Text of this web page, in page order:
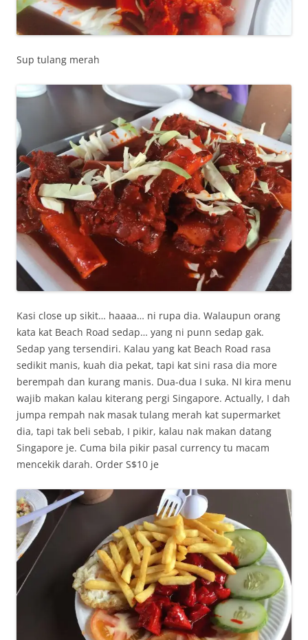
Sup tulang merah
Kasi close up sikit… haaaa… ni rupa dia. Walaupun orang
kata kat Beach Road sedap… yang ni punn sedap gak.
Sedap yang tersendiri. Kalau yang kat Beach Road rasa
sedikit manis, kuah dia pekat, tapi kat sini rasa dia more
berempah dan kurang manis. Dua-dua I suka. NI kira menu
wajib makan kalau kiterang pergi Singapore. Actually, I dah
jumpa rempah nak masak tulang merah kat supermarket
dia, tapi tak beli sebab, I pikir, kalau nak makan datang
Singapore je. Cuma bila pikir pasal currency tu macam
mencekik darah. Order S$10 je